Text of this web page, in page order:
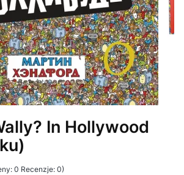
In Hollywood
0 Recenzje: 0)